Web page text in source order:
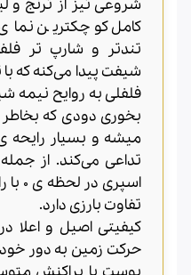
شروعی تیز از ترنج و
کامل کوچکترین
تندتر و شارپ تر
شیفت پیدا می‌کنه که
فلفلی به روایح نیمه
بخوری دودی که
میشه و بسیار رایحه
تداعی می‌کند. از
تفاوت بارزی دارد.
کیفیتی اصیل و اعلا